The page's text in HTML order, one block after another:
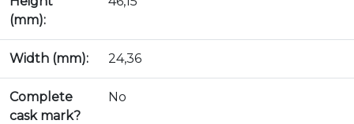
(mm):
Width (mm): 24,36
Complete
cask mark?
No